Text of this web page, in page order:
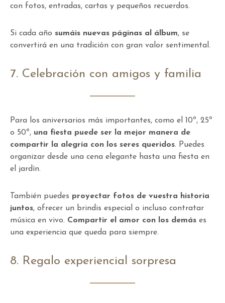
con fotos, entradas, cartas y pequeños recuerdos.
Si cada año sumáis nuevas páginas al álbum, se
convertirá en una tradición con gran valor sentimental.
7. Celebración con amigos y familia
Para los aniversarios más importantes, como el 10º, 25º
o 50º, una fiesta puede ser la mejor manera de
compartir la alegría con los seres queridos. Puedes
organizar desde una cena elegante hasta una fiesta en
el jardín.
También puedes proyectar fotos de vuestra historia
juntos, ofrecer un brindis especial o incluso contratar
música en vivo. Compartir el amor con los demás es
una experiencia que queda para siempre.
8. Regalo experiencial sorpresa